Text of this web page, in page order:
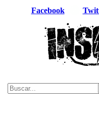
Facebook